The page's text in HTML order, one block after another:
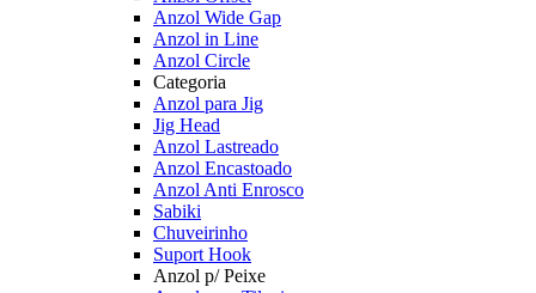
Anzol Wide Gap
Anzol in Line
Anzol Circle
Categoria
Anzol para Jig
Jig Head
Anzol Lastreado
Anzol Encastoado
Anzol Anti Enrosco
Sabiki
Chuveirinho
Suport Hook
Anzol p/ Peixe